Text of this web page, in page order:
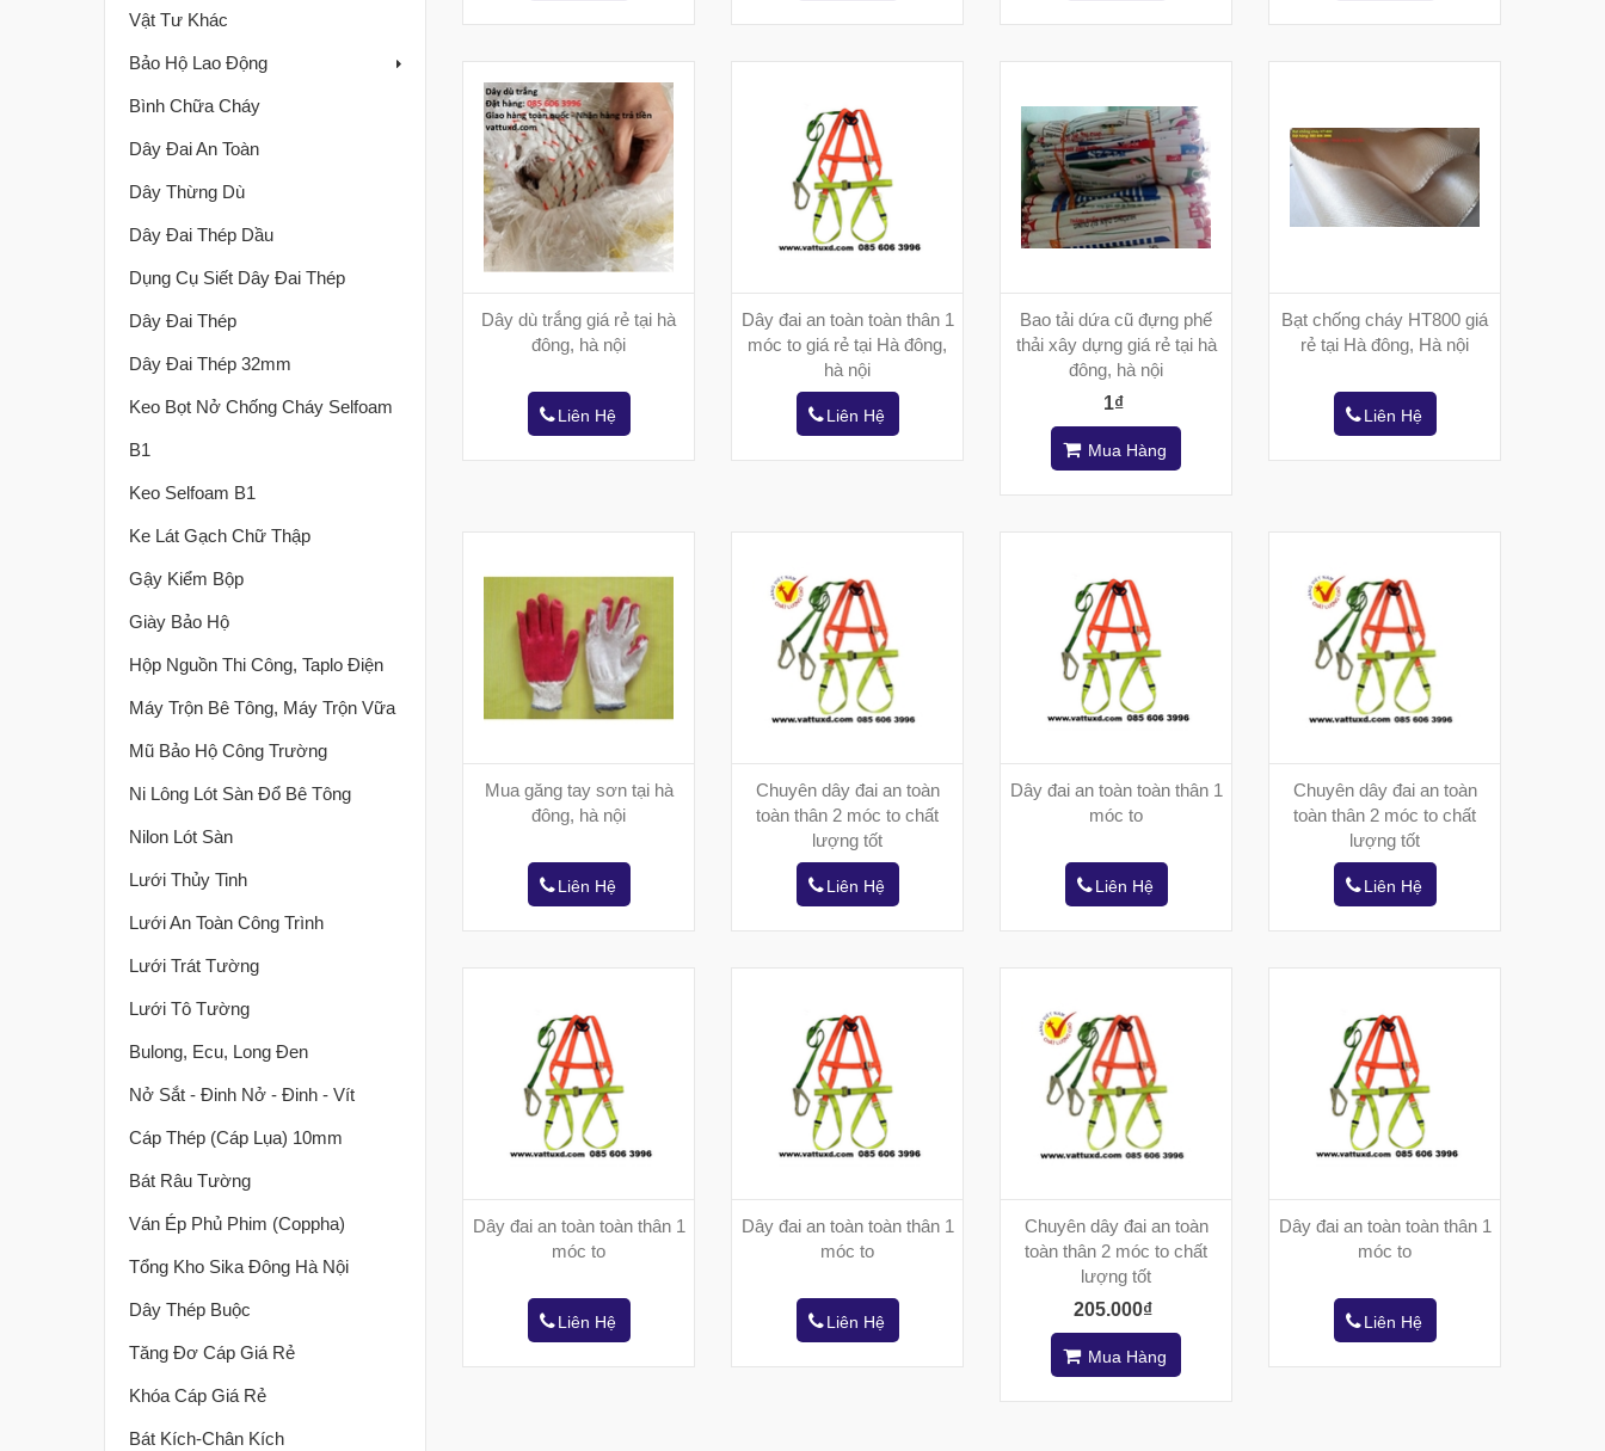
Dây dù trắng giá rẻ tại hà
đông, hà nội
Liên Hệ
Dây đai an toàn toàn thân 1
móc to giá rẻ tại Hà đông,
hà nội
Liên Hệ
Bao tải dứa cũ đựng phế
thải xây dựng giá rẻ tại hà
đông, hà nội
1₫
Mua Hàng
Bạt chống cháy HT800 giá
rẻ tại Hà đông, Hà nội
Liên Hệ
Mua găng tay sơn tại hà
đông, hà nội
Liên Hệ
Chuyên dây đai an toàn
toàn thân 2 móc to chất
lượng tốt
Liên Hệ
Dây đai an toàn toàn thân 1
móc to
Liên Hệ
Chuyên dây đai an toàn
toàn thân 2 móc to chất
lượng tốt
Liên Hệ
Dây đai an toàn toàn thân 1
móc to
Liên Hệ
Dây đai an toàn toàn thân 1
móc to
Liên Hệ
Chuyên dây đai an toàn
toàn thân 2 móc to chất
lượng tốt
205.000₫
Mua Hàng
Dây đai an toàn toàn thân 1
móc to
Liên Hệ
Vật Tư Khác
Bảo Hộ Lao Động
Bình Chữa Cháy
Dây Đai An Toàn
Dây Thừng Dù
Dây Đai Thép Dầu
Dụng Cụ Siết Dây Đai Thép
Dây Đai Thép
Dây Đai Thép 32mm
Keo Bọt Nở Chống Cháy Selfoam
B1
Keo Selfoam B1
Ke Lát Gạch Chữ Thập
Gậy Kiểm Bộp
Giày Bảo Hộ
Hộp Nguồn Thi Công, Taplo Điện
Máy Trộn Bê Tông, Máy Trộn Vữa
Mũ Bảo Hộ Công Trường
Ni Lông Lót Sàn Đổ Bê Tông
Nilon Lót Sàn
Lưới Thủy Tinh
Lưới An Toàn Công Trình
Lưới Trát Tường
Lưới Tô Tường
Bulong, Ecu, Long Đen
Nở Sắt - Đinh Nở - Đinh - Vít
Cáp Thép (cáp Lụa) 10mm
Bát Râu Tường
Ván Ép Phủ Phim (coppha)
Tổng Kho Sika Đông Hà Nội
Dây Thép Buộc
Tăng Đơ Cáp Giá Rẻ
Khóa Cáp Giá Rẻ
Bát Kích-Chân Kích